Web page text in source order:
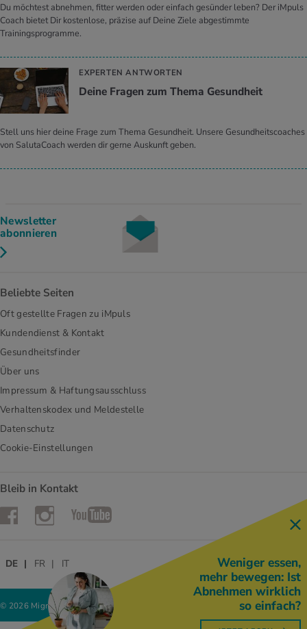
Du möchtest abnehmen, fitter werden oder einfach gesünder leben? Der iMpuls
Coach bietet Dir kostenlose, präzise auf Deine Ziele abgestimmte
Trainingsprogramme.
EXPERTEN ANTWORTEN
Deine Fra­gen zum Thema Ge­sund­heit
Stell uns hier deine Frage zum Thema Gesundheit. Unsere Gesundheitscoaches
von SalutaCoach werden dir gerne Auskunft geben.
Newsletter
abonnieren
Beliebte Seiten
Oft gestellte Fragen zu iMpuls
Kundendienst & Kontakt
Gesundheitsfinder
Über uns
Impressum & Haftungsausschluss
Verhaltenskodex und Meldestelle
Datenschutz
Cookie-Einstellungen
Bleib in Kontakt
FacebookInstagramYouTube
© 2026 Migros-Genossenschafts-Bund
DE FR IT
Weniger essen,
mehr bewegen: Ist
Abnehmen wirklich
so einfach?